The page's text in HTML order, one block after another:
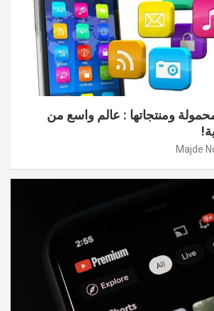
ومنتجاتها : عالم واسع من
Majde